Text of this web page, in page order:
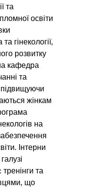
та
освіти
гінекології,
розвитку
кафедра
та
підвищуючи
жінкам
на
Інтерни
тренінги та
що